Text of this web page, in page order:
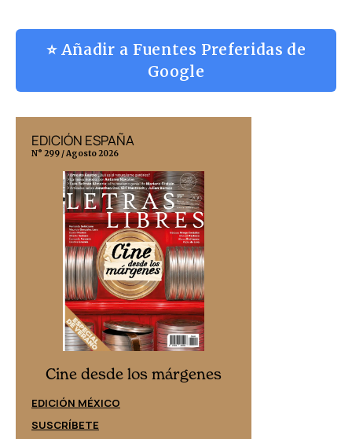
⭐ Añadir a Fuentes Preferidas de
Google
EDICIÓN ESPAÑA
N° 299 / Agosto 2026
Cine desde los márgenes
EDICIÓN MÉXICO
SUSCRÍBETE